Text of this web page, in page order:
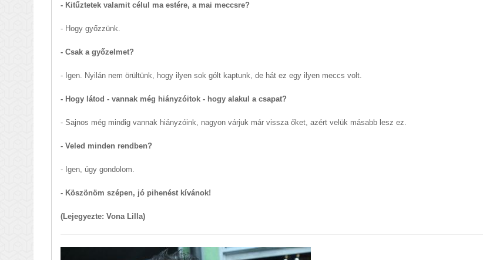
- Kitűztetek valamit célul ma estére, a mai meccsre?
- Hogy győzzünk.
- Csak a győzelmet?
- Igen. Nyilán nem örültünk, hogy ilyen sok gólt kaptunk, de hát ez egy ilyen meccs volt.
- Hogy látod - vannak még hiányzóitok - hogy alakul a csapat?
- Sajnos még mindig vannak hiányzóink, nagyon várjuk már vissza őket, azért velük másabb lesz ez.
- Veled minden rendben?
- Igen, úgy gondolom.
- Köszönöm szépen, jó pihenést kívánok!
(Lejegyezte: Vona Lilla)